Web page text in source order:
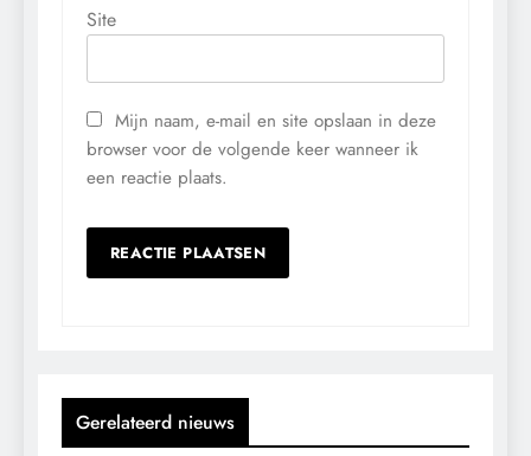
Site
Mijn naam, e-mail en site opslaan in deze
browser voor de volgende keer wanneer ik
een reactie plaats.
Gerelateerd nieuws